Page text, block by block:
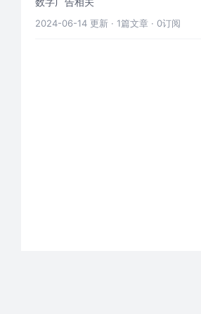
2024-06-14 更新 · 1篇文章 · 0订阅